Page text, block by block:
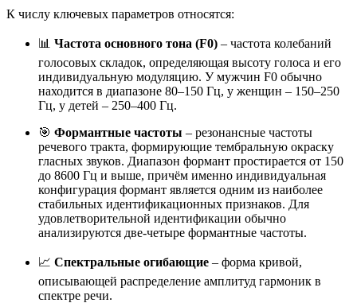
К числу ключевых параметров относятся:
📊 Частота основного тона (F0) – частота колебаний
голосовых складок, определяющая высоту голоса и его
индивидуальную модуляцию. У мужчин F0 обычно
находится в диапазоне 80–150 Гц, у женщин – 150–250
Гц, у детей – 250–400 Гц.
🎯 Формантные частоты – резонансные частоты
речевого тракта, формирующие тембральную окраску
гласных звуков. Диапазон формант простирается от 150
до 8600 Гц и выше, причём именно индивидуальная
конфигурация формант является одним из наиболее
стабильных идентификационных признаков. Для
удовлетворительной идентификации обычно
анализируются две-четыре формантные частоты.
📈 Спектральные огибающие – форма кривой,
описывающей распределение амплитуд гармоник в
спектре речи.